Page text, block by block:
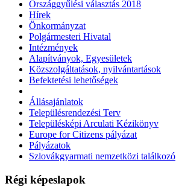
Országgyűlési választás 2018
Hírek
Önkormányzat
Polgármesteri Hivatal
Intézmények
Alapítványok, Egyesületek
Közszolgáltatások, nyilvántartások
Befektetési lehetőségek
Állásajánlatok
Településrendezési Terv
Településképi Arculati Kézikönyv
Europe for Citizens pályázat
Pályázatok
Szlovákgyarmati nemzetközi találkozó
Régi képeslapok